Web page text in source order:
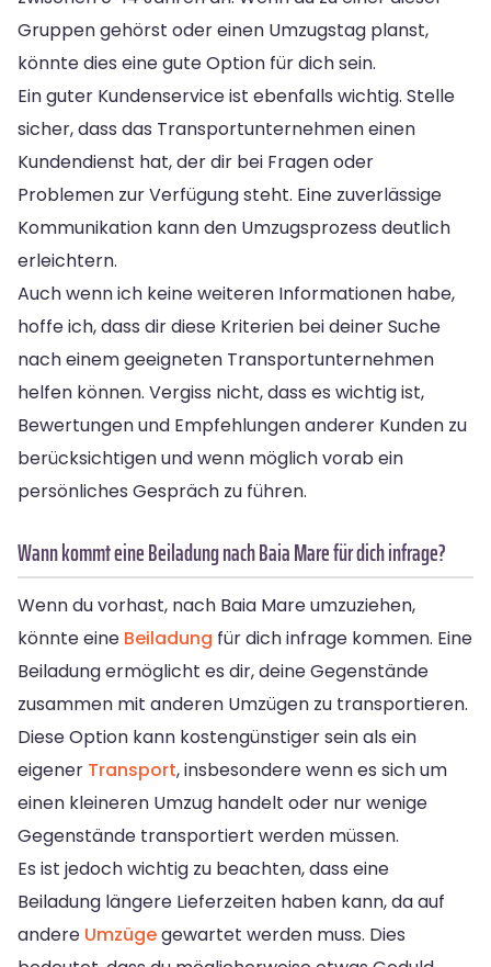
Gruppen gehörst oder einen Umzugstag planst,
könnte dies eine gute Option für dich sein.
Ein guter Kundenservice ist ebenfalls wichtig. Stelle
sicher, dass das Transportunternehmen einen
Kundendienst hat, der dir bei Fragen oder
Problemen zur Verfügung steht. Eine zuverlässige
Kommunikation kann den Umzugsprozess deutlich
erleichtern.
Auch wenn ich keine weiteren Informationen habe,
hoffe ich, dass dir diese Kriterien bei deiner Suche
nach einem geeigneten Transportunternehmen
helfen können. Vergiss nicht, dass es wichtig ist,
Bewertungen und Empfehlungen anderer Kunden zu
berücksichtigen und wenn möglich vorab ein
persönliches Gespräch zu führen.
Wann kommt eine Beiladung nach Baia Mare für dich infrage?
Wenn du vorhast, nach Baia Mare umzuziehen,
könnte eine Beiladung für dich infrage kommen. Eine
Beiladung ermöglicht es dir, deine Gegenstände
zusammen mit anderen Umzügen zu transportieren.
Diese Option kann kostengünstiger sein als ein
eigener Transport, insbesondere wenn es sich um
einen kleineren Umzug handelt oder nur wenige
Gegenstände transportiert werden müssen.
Es ist jedoch wichtig zu beachten, dass eine
Beiladung längere Lieferzeiten haben kann, da auf
andere Umzügegewartet werden muss. Dies